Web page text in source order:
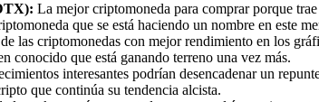
La mejor criptomoneda para comprar porque
que se está haciendo un nombre en este
las criptomonedas con mejor rendimiento en los
conocido que está ganando terreno una vez más.
interesantes podrían desencadenar un
que continúa su tendencia alcista.